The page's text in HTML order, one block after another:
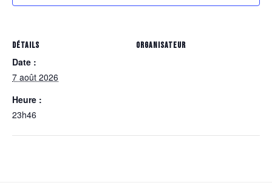
DÉTAILS
Date :
7 août 2026
Heure :
23h46
ORGANISATEUR